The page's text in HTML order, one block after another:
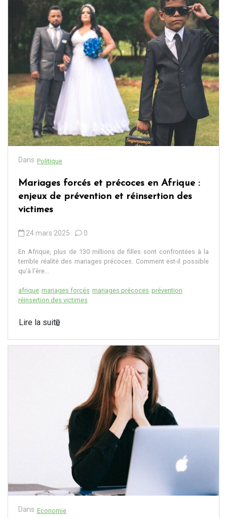
Dans Politique
Mariages forcés et précoces en Afrique :
enjeux de prévention et réinsertion des
victimes
24 mars 2025 0
En Afrique, plus de 130 millions de filles sont confrontées à la
terrible réalité des mariages précoces. Comment est-il possible
qu’à l’ère...
afrique mariages forcés mariages précoces prévention
réinsertion des victimes
Lire la suite
Dans Economie